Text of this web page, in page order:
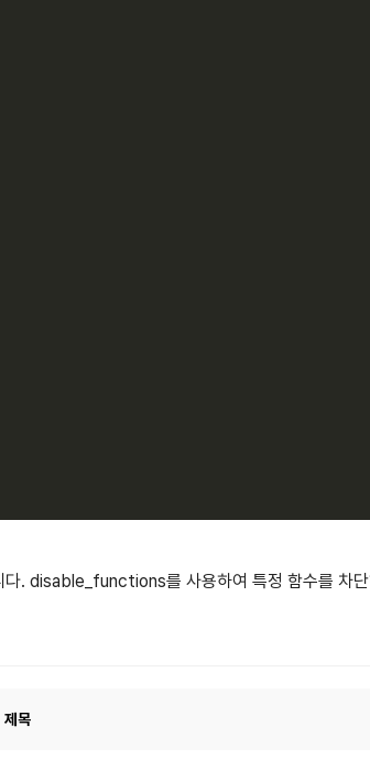
. disable_functions를 사용하여 특정 함수를 차단
제목